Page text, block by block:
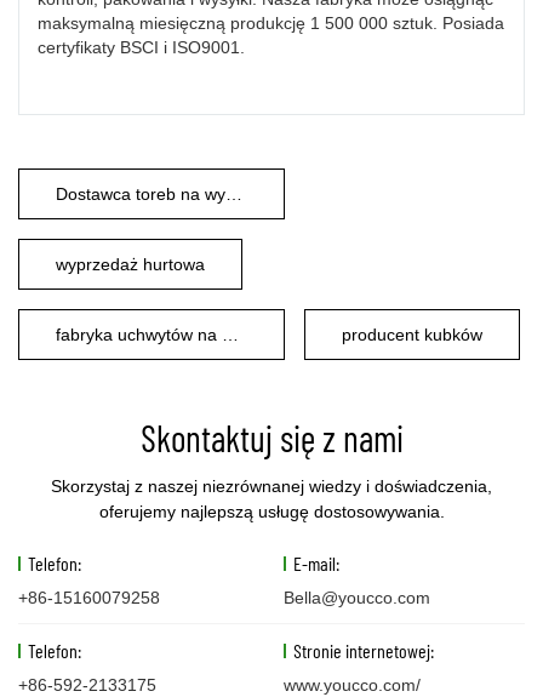
maksymalną miesięczną produkcję 1 500 000 sztuk. Posiada
certyfikaty BSCI i ISO9001.
Dostawca toreb na wynos
wyprzedaż hurtowa
fabryka uchwytów na napoje producent kubków
Skontaktuj się z nami
Skorzystaj z naszej niezrównanej wiedzy i doświadczenia,
oferujemy najlepszą usługę dostosowywania.
Telefon:
+86-15160079258
E-mail:
Bella@youcco.com
Telefon:
+86-592-2133175
Stronie internetowej:
www.youcco.com/